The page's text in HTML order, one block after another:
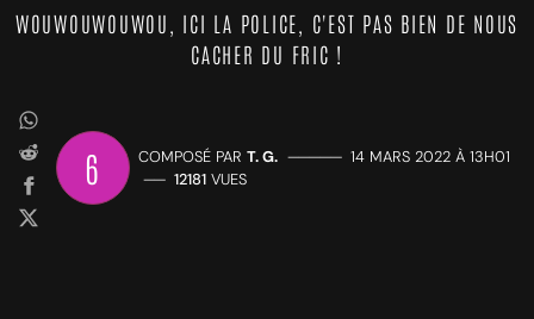
WOUWOUWOUWOU, ICI LA POLICE, C'EST PAS BIEN DE NOUS
CACHER DU FRIC !
6 COMPOSÉ PAR T. G. ————— 14 MARS 2022 À 13H01
—— 12181 VUES